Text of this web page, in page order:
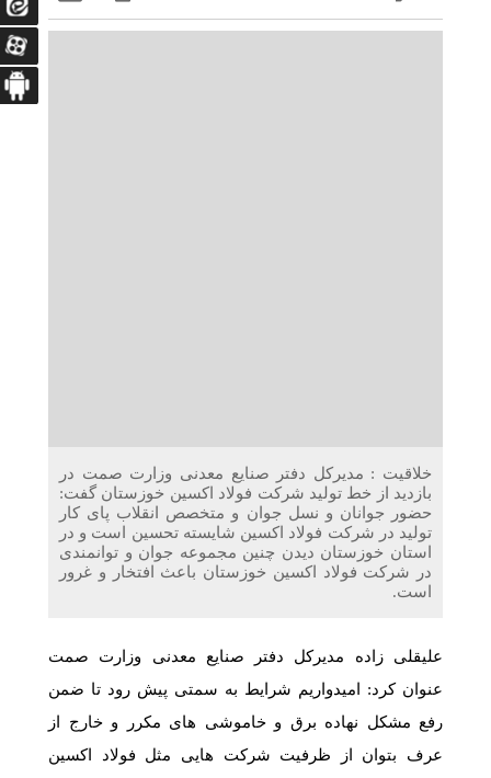
خلاقیت : مدیرکل دفتر صنایع معدنی وزارت صمت در
بازدید از خط تولید شرکت فولاد اکسین خوزستان گفت:
حضور جوانان و نسل جوان و متخصص انقلاب پای کار
تولید در شرکت فولاد اکسین شایسته تحسین است و در
استان خوزستان دیدن چنین مجموعه جوان و توانمندی
در شرکت فولاد اکسین خوزستان باعث افتخار و غرور
است.
علیقلی زاده مدیرکل دفتر صنایع معدنی وزارت صمت
عنوان کرد: امیدواریم شرایط به سمتی پیش رود تا ضمن
رفع مشکل نهاده برق و خاموشی های مکرر و خارج از
عرف بتوان از ظرفیت شرکت هایی مثل فولاد اکسین